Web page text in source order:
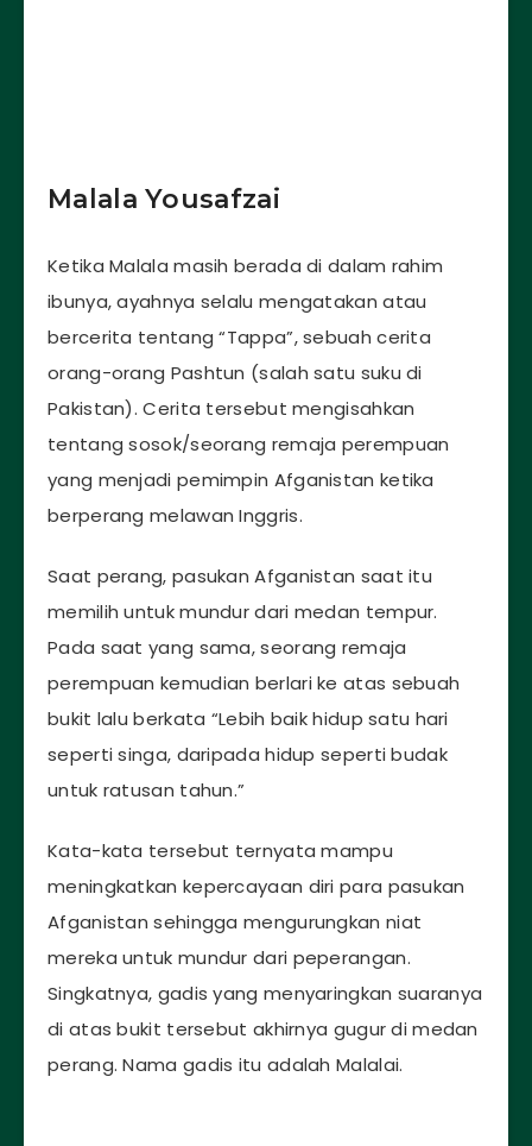
Malala Yousafzai
Ketika Malala masih berada di dalam rahim
ibunya, ayahnya selalu mengatakan atau
bercerita tentang “Tappa”, sebuah cerita
orang-orang Pashtun (salah satu suku di
Pakistan). Cerita tersebut mengisahkan
tentang sosok/seorang remaja perempuan
yang menjadi pemimpin Afganistan ketika
berperang melawan Inggris.
Saat perang, pasukan Afganistan saat itu
memilih untuk mundur dari medan tempur.
Pada saat yang sama, seorang remaja
perempuan kemudian berlari ke atas sebuah
bukit lalu berkata “Lebih baik hidup satu hari
seperti singa, daripada hidup seperti budak
untuk ratusan tahun.”
Kata-kata tersebut ternyata mampu
meningkatkan kepercayaan diri para pasukan
Afganistan sehingga mengurungkan niat
mereka untuk mundur dari peperangan.
Singkatnya, gadis yang menyaringkan suaranya
di atas bukit tersebut akhirnya gugur di medan
perang. Nama gadis itu adalah Malalai.